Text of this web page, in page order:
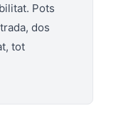
Pots
dos
tot